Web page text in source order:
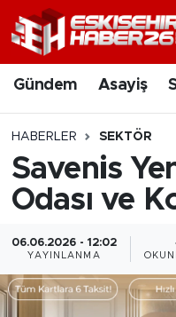
Gündem Asayiş
HABERLER SEKTÖR
Savenis
Odası ve
06.06.2026 - 12:02
YAYINLANMA
Gündem
Asayiş
Siyaset
Spor
Sağlık
Ekonomi
Nöbetçi
Hava Durumu
Trafik Durumu
Süper Lig Puan
Tüm Manşetler
Son Dakika